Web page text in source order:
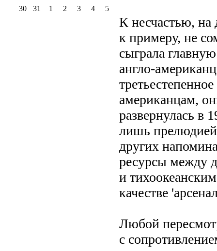
К несчастью, на
к примеру, не
сыграла
англо-
американцам,
развернулась в
лишь
других
ресурсы между
и
качестве
Любой
с
30
31 1 2 3 4 5